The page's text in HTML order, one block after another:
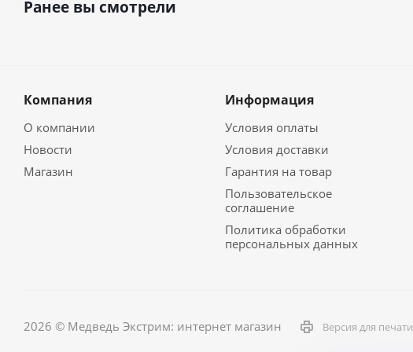
Ранее вы смотрели
Компания
О компании
Новости
Магазин
Информация
Условия оплаты
Условия доставки
Гарантия на товар
Пользовательское
соглашение
Политика обработки
персональных данных
2026 © Медведь Экстрим: интернет магазин Версия для печати